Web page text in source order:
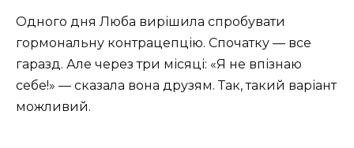
Одного дня Люба вирішила спробувати
гормональну контрацепцію. Спочатку — все
гаразд. Але через три місяці: «Я не впізнаю
себе!» — сказала вона друзям. Так, такий варіант
можливий.